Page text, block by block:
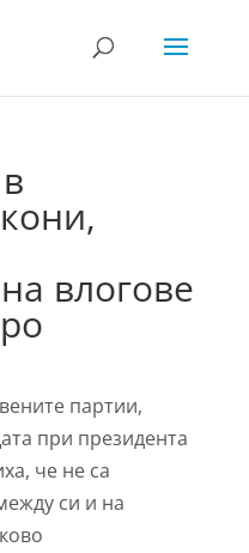
влогове
партии,
при президента
че не са
си и на